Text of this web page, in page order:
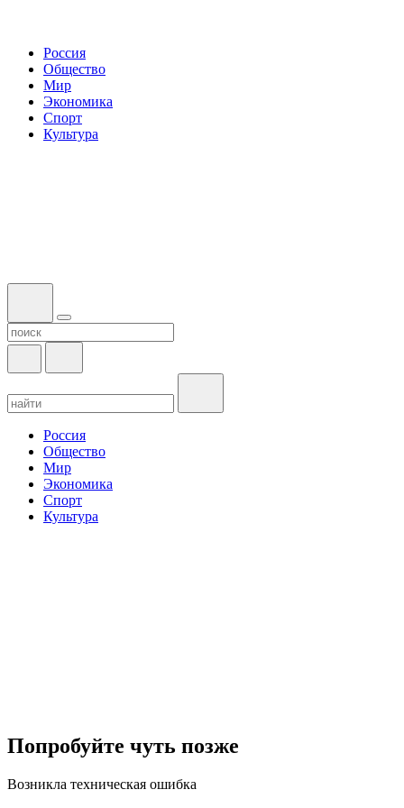
Россия
Общество
Мир
Экономика
Спорт
Культура
Россия
Общество
Мир
Экономика
Спорт
Культура
Попробуйте чуть позже
Возникла техническая ошибка